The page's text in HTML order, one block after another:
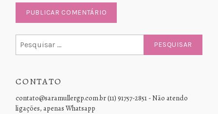
por:
CONTATO
contato@saramullergp.com.br (11) 91757-2851 - Não atendo
ligações, apenas Whatsapp